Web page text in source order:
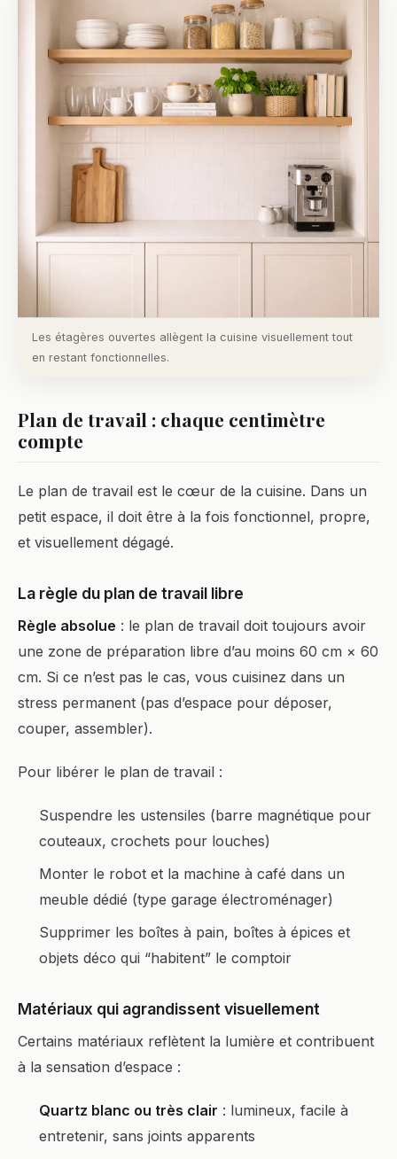
Les étagères ouvertes allègent la cuisine visuellement tout
en restant fonctionnelles.
Plan de travail : chaque centimètre
compte
Le plan de travail est le cœur de la cuisine. Dans un
petit espace, il doit être à la fois fonctionnel, propre,
et visuellement dégagé.
La règle du plan de travail libre
Règle absolue : le plan de travail doit toujours avoir
une zone de préparation libre d’au moins 60 cm × 60
cm. Si ce n’est pas le cas, vous cuisinez dans un
stress permanent (pas d’espace pour déposer,
couper, assembler).
Pour libérer le plan de travail :
Suspendre les ustensiles (barre magnétique pour
couteaux, crochets pour louches)
Monter le robot et la machine à café dans un
meuble dédié (type garage électroménager)
Supprimer les boîtes à pain, boîtes à épices et
objets déco qui “habitent” le comptoir
Matériaux qui agrandissent visuellement
Certains matériaux reflètent la lumière et contribuent
à la sensation d’espace :
Quartz blanc ou très clair : lumineux, facile à
entretenir, sans joints apparents